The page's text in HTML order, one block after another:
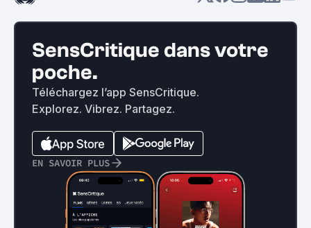
SensCritique dans votre
poche.
Téléchargez l’app SensCritique.
Explorez. Vibrez. Partagez.
EN SAVOIR PLUS